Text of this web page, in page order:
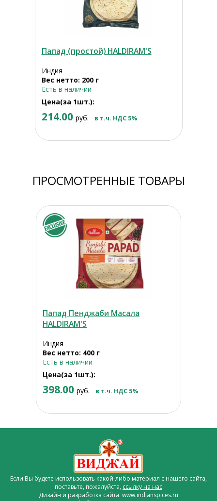
Папад (простой) HALDIRAM'S
Индия
Вес нетто: 200 г
Есть в наличии
Цена(за 1шт.):
214.00 руб. в т.ч. НДС 5%
ПРОСМОТРЕННЫЕ ТОВАРЫ
Папад Пенджаби Масала
HALDIRAM'S
Индия
Вес нетто: 400 г
Есть в наличии
Цена(за 1шт.):
398.00 руб. в т.ч. НДС 5%
Если Вы будете использовать какой-либо материал с нашего сайта,
поставьте, пожалуйста, ссылку на нас
Дизайн и разработка сайта www.indianspices.ru